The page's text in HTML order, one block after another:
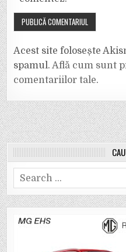
Acest site folosește
spamul.Află cum sunt
comentariilor tale.
Search
for: